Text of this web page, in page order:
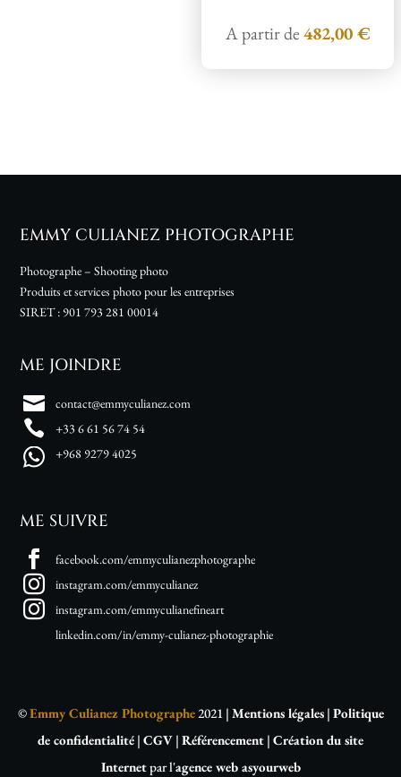
A partir de482,00€
EMMY CULIANEZ PHOTOGRAPHE
Photographe – Shooting photo
Produits et services photo pour les entreprises
SIRET : 901 793 281 00014
ME JOINDRE
contact@emmyculianez.com
+33 6 61 56 74 54
+968 9279 4025
ME SUIVRE
facebook.com/emmyculianezphotographe
instagram.com/emmyculianez
instagram.com/emmyculianefineart
linkedin.com/in/emmy-culianez-photographie
©Emmy Culianez Photographe2021 | Mentions légales| Politique
de confidentialité | CGV | Référencement | Création du site
Internetpar l'agence web asyourweb